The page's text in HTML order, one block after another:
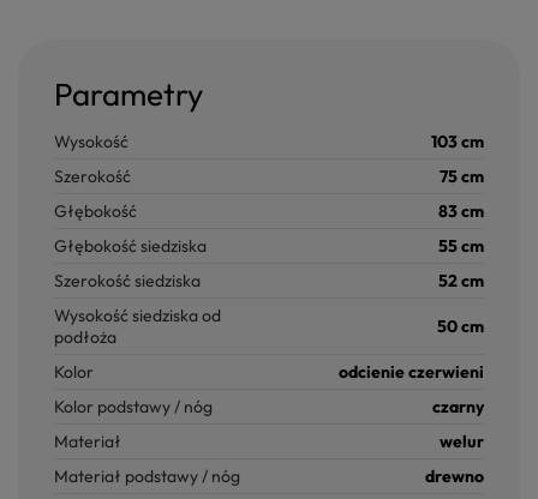
Parametry
Wysokość
103 cm
Szerokość
75 cm
Głębokość
83 cm
Głębokość siedziska
55 cm
Szerokość siedziska
52 cm
Wysokość siedziska od
podłoża
50 cm
Kolor
odcienie czerwieni
Kolor podstawy / nóg
czarny
Materiał
welur
Materiał podstawy / nóg
drewno